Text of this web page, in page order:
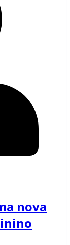
nova